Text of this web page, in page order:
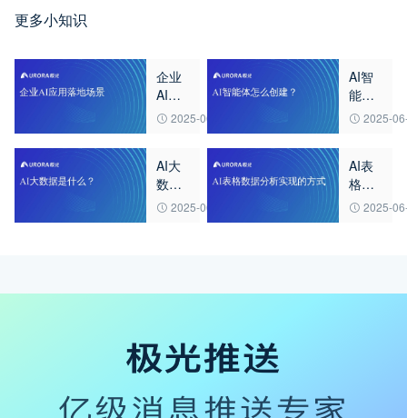
更多小知识
企业
AI应
用落2025-06-24
AI智
能体
怎么2025-
AI大
数据
是什2025-06-24
AI表
格数
据分2025-